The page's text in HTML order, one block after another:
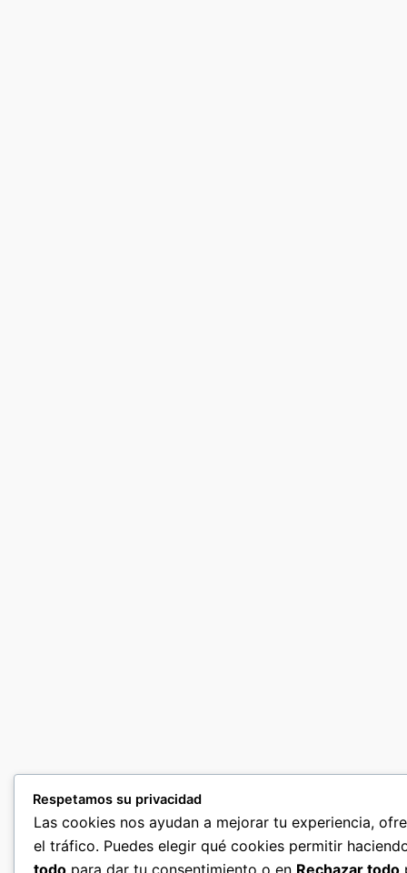
Respetamos su privacidad
Las cookies nos ayudan a mejorar tu experiencia,
el tráfico. Puedes elegir qué cookies permitir